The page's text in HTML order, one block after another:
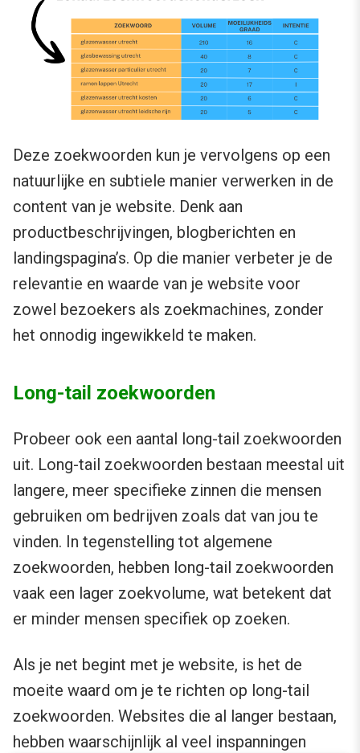
Deze zoekwoorden kun je vervolgens op een
natuurlijke en subtiele manier verwerken in de
content van je website. Denk aan
productbeschrijvingen, blogberichten en
landingspagina’s. Op die manier verbeter je de
relevantie en waarde van je website voor
zowel bezoekers als zoekmachines, zonder
het onnodig ingewikkeld te maken.
Long-tail zoekwoorden
Probeer ook een aantal long-tail zoekwoorden
uit. Long-tail zoekwoorden bestaan meestal uit
langere, meer specifieke zinnen die mensen
gebruiken om bedrijven zoals dat van jou te
vinden. In tegenstelling tot algemene
zoekwoorden, hebben long-tail zoekwoorden
vaak een lager zoekvolume, wat betekent dat
er minder mensen specifiek op zoeken.
Als je net begint met je website, is het de
moeite waard om je te richten op long-tail
zoekwoorden. Websites die al langer bestaan,
hebben waarschijnlijk al veel inspanningen